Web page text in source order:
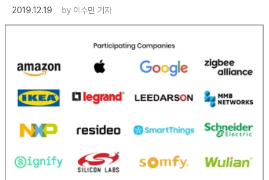
2019.12.19
by 이수민 기자